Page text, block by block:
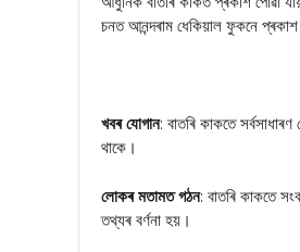
চনত আনন্দৰাম ধেকিয়াল ফুকনে
খবৰ যোগান: বাতৰি কাকতে
থাকে।
লোকৰ মতামত গঠন: বাতৰি কাকতে
তথ্যৰ বৰ্ণনা হয়।